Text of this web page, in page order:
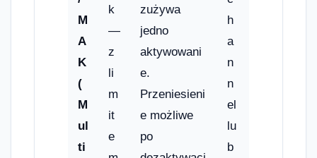
M
A
K
(
M
ul
ti
k
—
z
li
m
it
e
zużywa
jedno
aktywowani
e.
Przeniesieni
e możliwe
po
h
a
n
n
el
lu
b